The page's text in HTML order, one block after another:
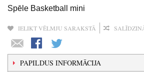
Spēle Basketball mini
IELIKT VĒLMJU SARAKSTĀ
PAPILDUS INFORMĀCIJA